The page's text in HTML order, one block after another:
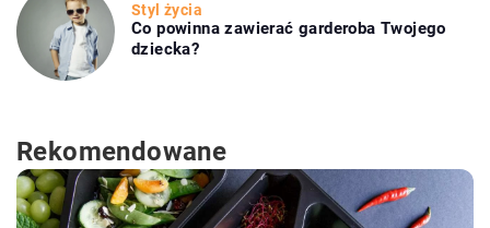
Styl życia
Co powinna zawierać garderoba Twojego
dziecka?
Rekomendowane